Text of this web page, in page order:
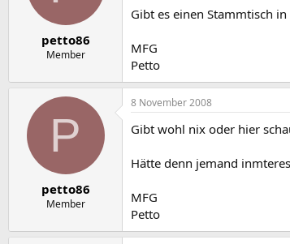
m
petto86
Member
Gibt es einen Stammtisch
MFG
Petto
P
petto86
Member
8 November 2008
Gibt wohl nix oder hier
Hätte denn jemand
MFG
Petto